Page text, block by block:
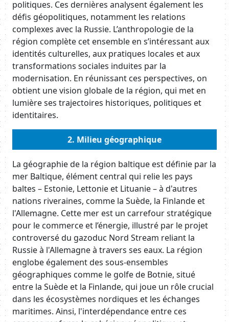
politiques. Ces dernières analysent également les
défis géopolitiques, notamment les relations
complexes avec la Russie. L’anthropologie de la
région complète cet ensemble en s’intéressant aux
identités culturelles, aux pratiques locales et aux
transformations sociales induites par la
modernisation. En réunissant ces perspectives, on
obtient une vision globale de la région, qui met en
lumière ses trajectoires historiques, politiques et
identitaires.
2. Milieu géographique
La géographie de la région baltique est définie par la
mer Baltique, élément central qui relie les pays
baltes – Estonie, Lettonie et Lituanie – à d'autres
nations riveraines, comme la Suède, la Finlande et
l'Allemagne. Cette mer est un carrefour stratégique
pour le commerce et l’énergie, illustré par le projet
controversé du gazoduc Nord Stream reliant la
Russie à l'Allemagne à travers ses eaux. La région
englobe également des sous-ensembles
géographiques comme le golfe de Botnie, situé
entre la Suède et la Finlande, qui joue un rôle crucial
dans les écosystèmes nordiques et les échanges
maritimes. Ainsi, l'interdépendance entre ces